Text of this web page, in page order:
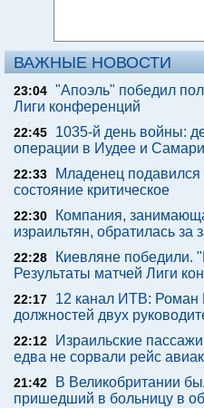
ВАЖНЫЕ НОВОСТИ
23:04 "Апоэль" победил
Лиги конференций
22:45
1035-й день войны:
операции в Иудее и
22:33
Младенец подавился
состояние критическое
22:30
Компания,
израильтян, обратилась за
22:28
Киевляне победили.
Результаты матчей Лиги
22:17
12 канал ИТВ: Роман
должностей двух
22:12
Израильские
едва не сорвали рейс
21:42
В Великобритании
пришедший в больницу в